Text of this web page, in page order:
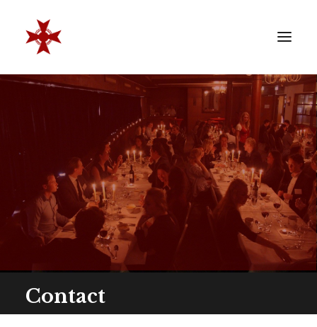
REÜNISTEN
ONTWIKKELING
CONTACT
ZAKELIJK
LID WORDEN
Contact